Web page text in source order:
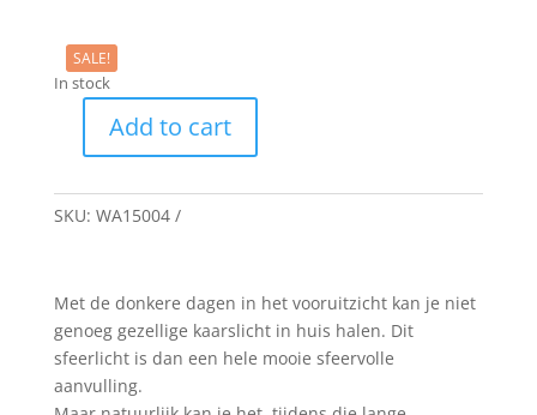
SALE!
In stock
Sfeerlicht
quantity
Add to cart
SKU: WA15004
Met de donkere dagen in het vooruitzicht kan je niet
genoeg gezellige kaarslicht in huis halen. Dit
sfeerlicht is dan een hele mooie sfeervolle
aanvulling.